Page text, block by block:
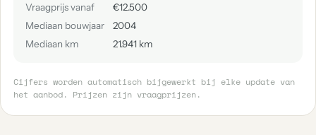
Vraagprijs vanaf
€12.500
Mediaan bouwjaar
2004
Mediaan km
21.941 km
Cijfers worden automatisch bijgewerkt bij elke update van
het aanbod. Prijzen zijn vraagprijzen.